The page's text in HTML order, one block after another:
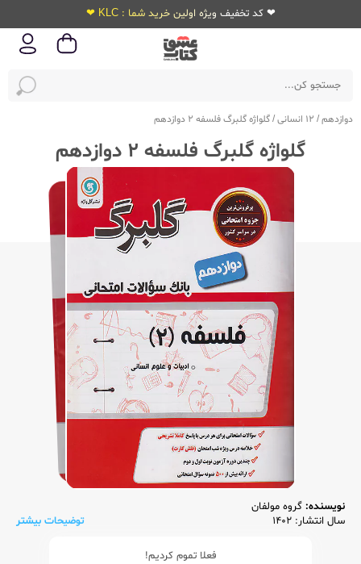
❤ کد تخفیف ویژه اولین خرید شما : KLC ❤
دوازدهم/ 12 انسانی /گلواژه گلبرگ فلسفه 2 دوازدهم
گلواژه گلبرگ فلسفه 2 دوازدهم
نویسنده: گروه مولفان
سال انتشار: 1402
توضیحات بیشتر
فعلا تموم کردیم!